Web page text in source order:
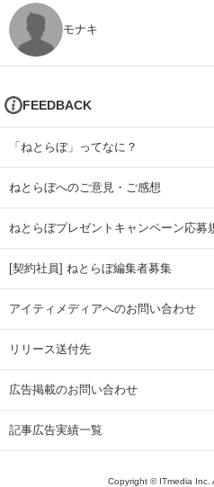
モナキ
FEEDBACK
「ねとらぼ」ってなに？
ねとらぼへのご意見・ご感想
ねとらぼプレゼントキャンペーン応募
[契約社員] ねとらぼ編集者募集
アイティメディアへのお問い合わせ
リリース送付先
広告掲載のお問い合わせ
記事広告実績一覧
Copyright © ITmedia Inc.